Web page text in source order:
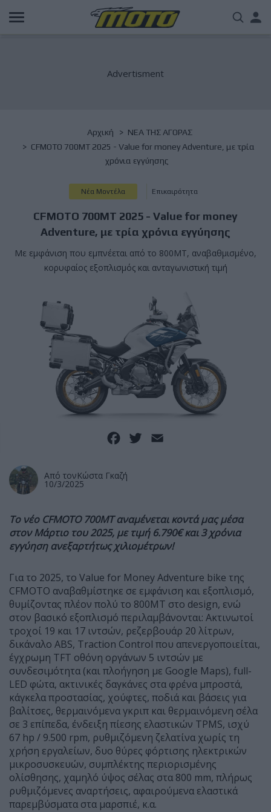
Παράκαμψη
προς
Breadcrumb
Αρχική
NΕΑ ΤΗΣ ΑΓΟΡΑΣ
CFMOTO 700MT 2025 - Value for money Adventure, με τρία
χρόνια εγγύησης
Νέα Μοντέλα Επικαιρότητα
CFMOTO 700MT 2025 - Value for money
Adventure, με τρία χρόνια εγγύησης
Με εμφάνιση που εμπνέεται από το 800MT, αναβαθμισμένο,
κορυφαίος εξοπλισμός και ανταγωνιστική τιμή
Facebook
Twitter
Από τονΚώστα Γκαζή
10/3/2025
Το νέο CFMOTO 700ΜΤ αναμένεται κοντά μας μέσα
στον Μάρτιο του 2025, με τιμή 6.790€ και 3 χρόνια
εγγύηση ανεξαρτήτως χιλιομέτρων!
Για το 2025, το Value for Money Adventure bike της
CFMOTO αναβαθμίστηκε σε εμφάνιση και εξοπλισμό,
θυμίζοντας πλέον πολύ το 800MT στο design, ενώ
στον βασικό εξοπλισμό περιλαμβάνονται: Ακτινωτοί
τροχοί 19 και 17 ιντσών, ρεζερβουάρ 20 λίτρων,
δικάναλο ABS, Traction Control που απενεργοποιείται,
έγχρωμη TFT οθόνη οργάνων 5 ιντσών με
συνδεσιμότητα (και πλοήγηση με Google Maps), full-
LED φώτα, ακτινικές δαγκάνες στα φρένα μπροστά,
κάγκελα προστασίας, χούφτες, ποδιά και βάσεις για
βαλίτσες, θερμαινόμενα γκριπ και θερμαινόμενη σέλα
σε 3 επίπεδα, ένδειξη πίεσης ελαστικών TPMS, ισχύ
67 hp / 9.500 rpm, ρυθμιζόμενη ζελατίνα χωρίς τη
χρήση εργαλείων, δυο θύρες φόρτισης ηλεκτρικών
μικροσυσκευών, συμπλέκτης περιορισμένης
ολίσθησης, χαμηλό ύψος σέλας στα 800 mm, πλήρως
ρυθμιζόμενες αναρτήσεις, αφαιρούμενα ελαστικά
παρεμβύσματα στα μαρσπιέ, κ.α.